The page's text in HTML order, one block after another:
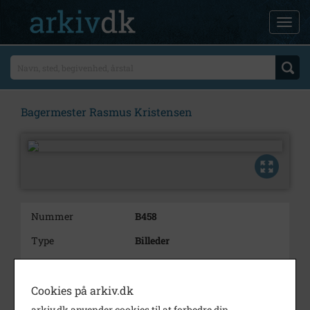
Bagermester Rasmus Kristensen
Nummer
B458
Type
Billeder
Cookies på arkiv.dk